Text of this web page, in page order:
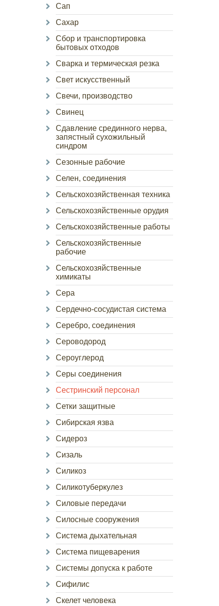
Сап
Сахар
Сбор и транспортировка
бытовых отходов
Сварка и термическая резка
Свет искусственный
Свечи, производство
Свинец
Сдавление срединного нерва,
запястный сухожильный
синдром
Сезонные рабочие
Селен, соединения
Сельскохозяйственная техника
Сельскохозяйственные орудия
Сельскохозяйственные работы
Сельскохозяйственные
рабочие
Сельскохозяйственные
химикаты
Сера
Сердечно-сосудистая система
Серебро, соединения
Сероводород
Сероуглерод
Серы соединения
Сестринский персонал
Сетки защитные
Сибирская язва
Сидероз
Сизаль
Силикоз
Силикотуберкулез
Силовые передачи
Силосные сооружения
Система дыхательная
Система пищеварения
Системы допуска к работе
Сифилис
Скелет человека